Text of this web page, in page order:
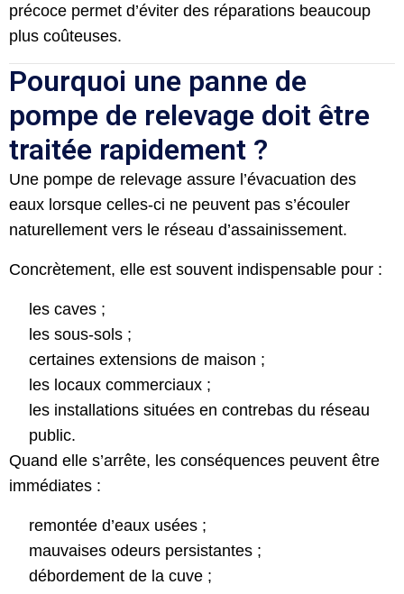
précoce permet d’éviter des réparations beaucoup
plus coûteuses.
Pourquoi une panne de
pompe de relevage doit être
traitée rapidement ?
Une pompe de relevage assure l’évacuation des
eaux lorsque celles-ci ne peuvent pas s’écouler
naturellement vers le réseau d’assainissement.
Concrètement, elle est souvent indispensable pour :
les caves ;
les sous-sols ;
certaines extensions de maison ;
les locaux commerciaux ;
les installations situées en contrebas du réseau
public.
Quand elle s’arrête, les conséquences peuvent être
immédiates :
remontée d’eaux usées ;
mauvaises odeurs persistantes ;
débordement de la cuve ;